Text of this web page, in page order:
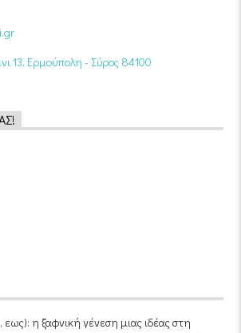
13, Ερμούπολη - Σύρος 84100
εως): η ξαφνική γένεση μιας ιδέας στη